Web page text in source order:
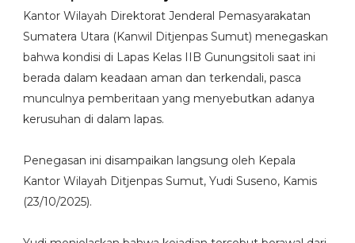
Kantor Wilayah Direktorat Jenderal Pemasyarakatan
Sumatera Utara (Kanwil Ditjenpas Sumut) menegaskan
bahwa kondisi di Lapas Kelas IIB Gunungsitoli saat ini
berada dalam keadaan aman dan terkendali, pasca
munculnya pemberitaan yang menyebutkan adanya
kerusuhan di dalam lapas.
Penegasan ini disampaikan langsung oleh Kepala
Kantor Wilayah Ditjenpas Sumut, Yudi Suseno, Kamis
(23/10/2025).